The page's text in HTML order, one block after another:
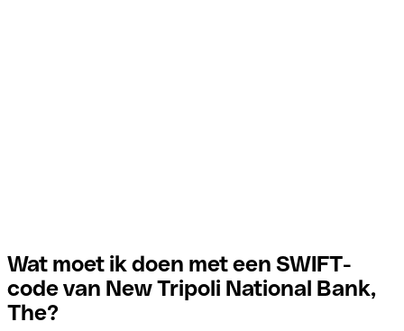
Wat moet ik doen met een SWIFT-
code van New Tripoli National Bank,
The?